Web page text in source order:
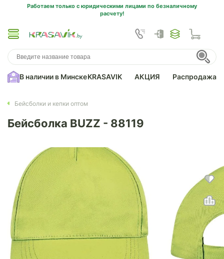
Работаем только с юридическими лицами по безналичному
расчету!
В наличии в МинскеKRASAVIK АКЦИЯ Распродажа
Бейсболки и кепки оптом
Бейсболка BUZZ - 88119